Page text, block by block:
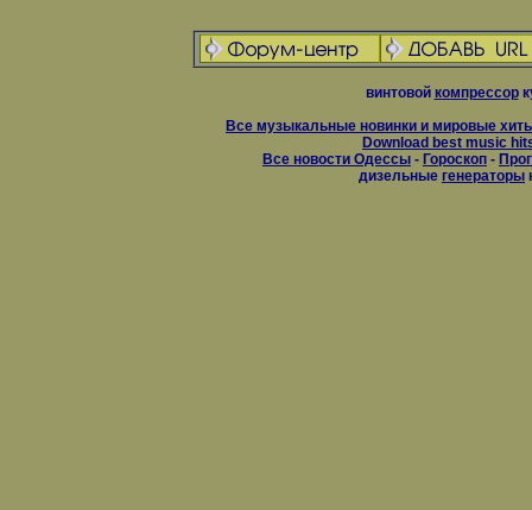
винтовой компрессор
Все музыкальные новинки и мировые
Download best music
Все новости Одессы - Гороскоп -
дизельные генераторы